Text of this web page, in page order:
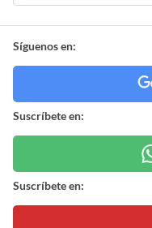
Síguenos en:
Suscríbete en:
Suscríbete en: